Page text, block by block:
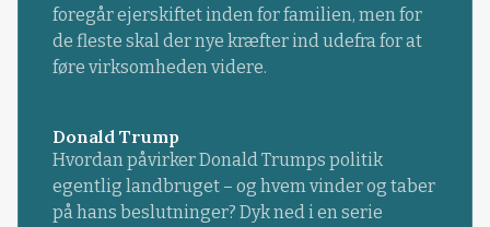
foregår ejerskiftet inden for familien, men for
de fleste skal der nye kræfter ind udefra for at
føre virksomheden videre.
Donald Trump
Hvordan påvirker Donald Trumps politik
egentlig landbruget – og hvem vinder og taber
på hans beslutninger? Dyk ned i en serie